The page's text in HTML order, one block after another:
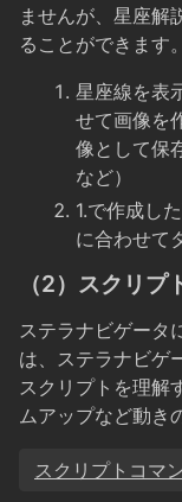
ませんが、星座解
ることができます。
星座線を表
せて画像を
像として保
など）
1.で作成し
に合わせて
（2）スクリ
ステラナビゲータ
は、ステラナビゲ
スクリプトを理解
ムアップなど動き
スクリプトコマ